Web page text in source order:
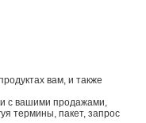
вам, и также
с вашими продажами,
термины, пакет, запрос